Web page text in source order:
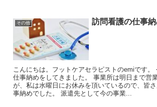
その他 訪問看護の仕事
こんにちは。フットケアセラピストのemiです。
仕事納めをしてきました。 事業所は明日まで営
が、私は水曜日にお休みを頂いているので、皆
事納めでした。 派遣先として今の事業...